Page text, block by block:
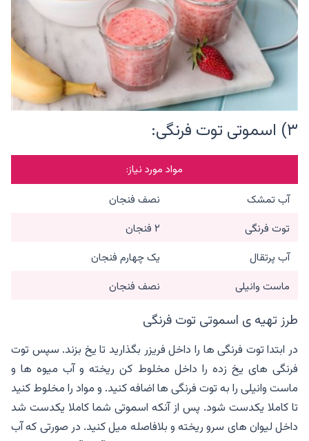
۳) اسموتی توت فرنگی:
مواد مورد نیاز:
آب تمشک
نصف فنجان
توت فرنگی
۲ فنجان
آب پرتقال
یک چهارم فنجان
ماست وانیلی
نصف فنجان
طرز تهیه ی اسموتی توت فرنگی
در ابتدا توت فرنگی ها را داخل فریزر بگذارید تا یخ بزند. سپس توت
فرنگی های یخ زده را داخل مخلوط کن ریخته و آب میوه ها و
ماست وانیلی را به توت فرنگی ها اضافه کنید. و مواد را مخلوط کنید
تا کاملا یکدست شود. پس از آنکه اسموتی شما کاملا یکدست شد
داخل لیوان های سرو ریخته و بلافاصله میل کنید. در صورتی که آب